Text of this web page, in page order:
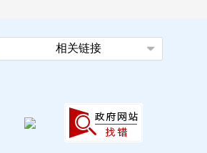
相关链接